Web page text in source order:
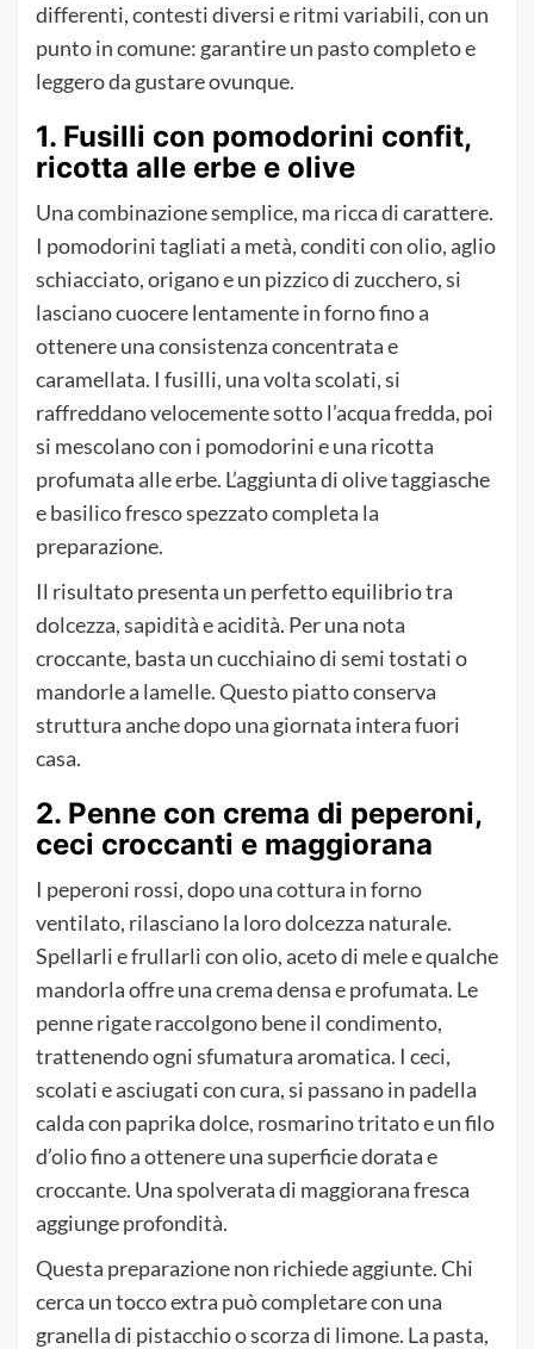
differenti, contesti diversi e ritmi variabili, con un
punto in comune: garantire un pasto completo e
leggero da gustare ovunque.
1. Fusilli con pomodorini confit,
ricotta alle erbe e olive
Una combinazione semplice, ma ricca di carattere.
I pomodorini tagliati a metà, conditi con olio, aglio
schiacciato, origano e un pizzico di zucchero, si
lasciano cuocere lentamente in forno fino a
ottenere una consistenza concentrata e
caramellata. I fusilli, una volta scolati, si
raffreddano velocemente sotto l’acqua fredda, poi
si mescolano con i pomodorini e una ricotta
profumata alle erbe. L’aggiunta di olive taggiasche
e basilico fresco spezzato completa la
preparazione.
Il risultato presenta un perfetto equilibrio tra
dolcezza, sapidità e acidità. Per una nota
croccante, basta un cucchiaino di semi tostati o
mandorle a lamelle. Questo piatto conserva
struttura anche dopo una giornata intera fuori
casa.
2. Penne con crema di peperoni,
ceci croccanti e maggiorana
I peperoni rossi, dopo una cottura in forno
ventilato, rilasciano la loro dolcezza naturale.
Spellarli e frullarli con olio, aceto di mele e qualche
mandorla offre una crema densa e profumata. Le
penne rigate raccolgono bene il condimento,
trattenendo ogni sfumatura aromatica. I ceci,
scolati e asciugati con cura, si passano in padella
calda con paprika dolce, rosmarino tritato e un filo
d’olio fino a ottenere una superficie dorata e
croccante. Una spolverata di maggiorana fresca
aggiunge profondità.
Questa preparazione non richiede aggiunte. Chi
cerca un tocco extra può completare con una
granella di pistacchio o scorza di limone. La pasta,